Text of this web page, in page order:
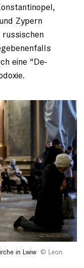
Zypern
eine "De-
in Lwiw
Leon